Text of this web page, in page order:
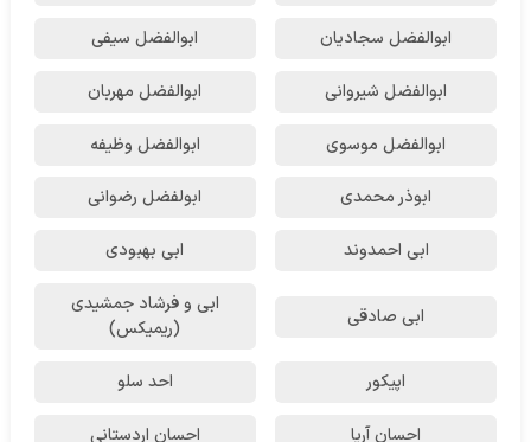
ابوالفضل سجادیان ابوالفضل سیفی
ابوالفضل شیروانی ابوالفضل مهربان
ابوالفضل موسوی ابوالفضل وظیفه
ابوذر محمدی ابولفضل رضوانی
ابی احمدوند ابی بهبودی
ابی صادقی
ابی و فرشاد جمشیدی
(ریمیکس)
اپیکور احد سلو
احسان آریا احسان اردستانی